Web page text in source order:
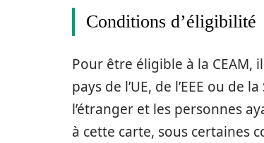
Conditions d’éligibilité
Pour être éligible à la CEAM,
pays de l’UE, de l’EEE ou de
l’étranger et les personnes
à cette carte, sous certaines